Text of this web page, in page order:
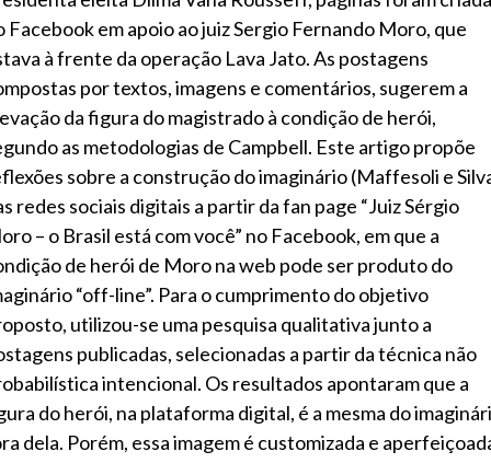
Facebook em apoio ao juiz Sergio Fernando Moro, que
à frente da operação Lava Jato. As postagens
por textos, imagens e comentários, sugerem a
da figura do magistrado à condição de herói,
as metodologias de Campbell. Este artigo propõe
sobre a construção do imaginário (Maffesoli e
redes sociais digitais a partir da fan page “Juiz Sérgio
– o Brasil está com você” no Facebook, em que a
de herói de Moro na web pode ser produto do
“off-line”. Para o cumprimento do objetivo
utilizou-se uma pesquisa qualitativa junto a
publicadas, selecionadas a partir da técnica não
intencional. Os resultados apontaram que a
do herói, na plataforma digital, é a mesma do
dela. Porém, essa imagem é customizada e